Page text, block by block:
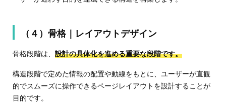
（４）骨格｜レイアウトデザイン
骨格段階は、 設計の具体化を進める重要な段階です。
構造段階で定めた情報の配置や動線をもとに、ユーザーが直観
的でスムーズに操作できるページレイアウトを設計することが
目的です。